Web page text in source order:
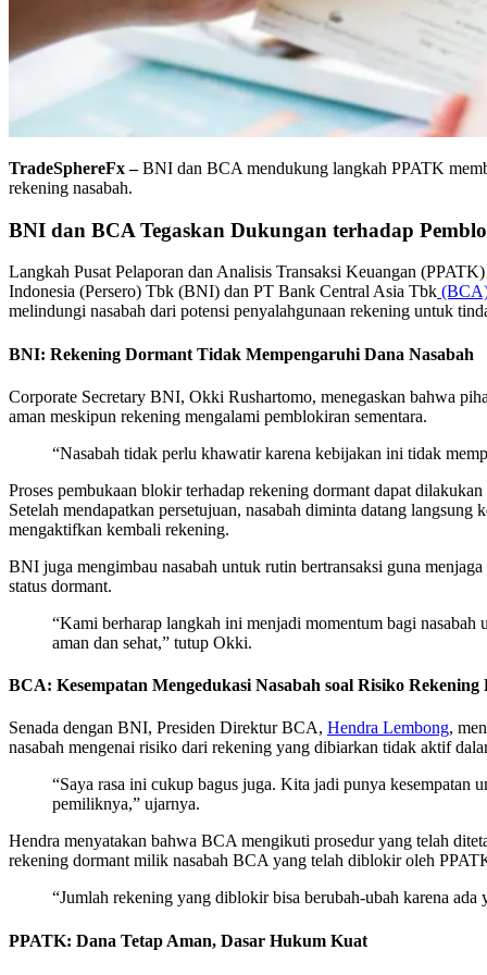
TradeSphereFx –BNI dan BCA mendukung langkah PPATK
rekening nasabah.
BNI dan BCA Tegaskan Dukungan terhadap
Langkah Pusat Pelaporan dan Analisis Transaksi Keuangan
Indonesia (Persero) Tbk (BNI) dan PT Bank Central Asia Tbk
melindungi nasabah dari potensi penyalahgunaan rekening untuk
BNI: Rekening Dormant Tidak Mempengaruhi Dana Nasabah
Corporate Secretary BNI, Okki Rushartomo, menegaskan bahwa
aman meskipun rekening mengalami pemblokiran sementara.
“Nasabah tidak perlu khawatir karena kebijakan ini tidak
Proses pembukaan blokir terhadap rekening dormant dapat
Setelah mendapatkan persetujuan, nasabah diminta datang
mengaktifkan kembali rekening.
BNI juga mengimbau nasabah untuk rutin bertransaksi guna
status dormant.
“Kami berharap langkah ini menjadi momentum bagi
aman dan sehat,” tutup Okki.
BCA: Kesempatan Mengedukasi Nasabah soal Risiko Rekening
Senada dengan BNI, Presiden Direktur BCA, Hendra Lembong,
nasabah mengenai risiko dari rekening yang dibiarkan tidak aktif
“Saya rasa ini cukup bagus juga. Kita jadi punya kesempatan
pemiliknya,” ujarnya.
Hendra menyatakan bahwa BCA mengikuti prosedur yang telah
rekening dormant milik nasabah BCA yang telah diblokir oleh
“Jumlah rekening yang diblokir bisa berubah-ubah karena
PPATK: Dana Tetap Aman, Dasar Hukum Kuat